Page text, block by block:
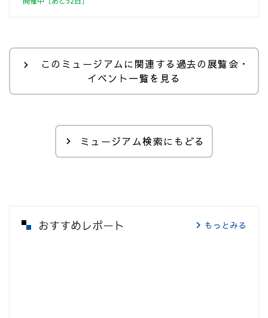
このミュージアムに関連する過去の展覧会・
イベント一覧を見る
ミュージアム検索にもどる
おすすめレポート もっとみる